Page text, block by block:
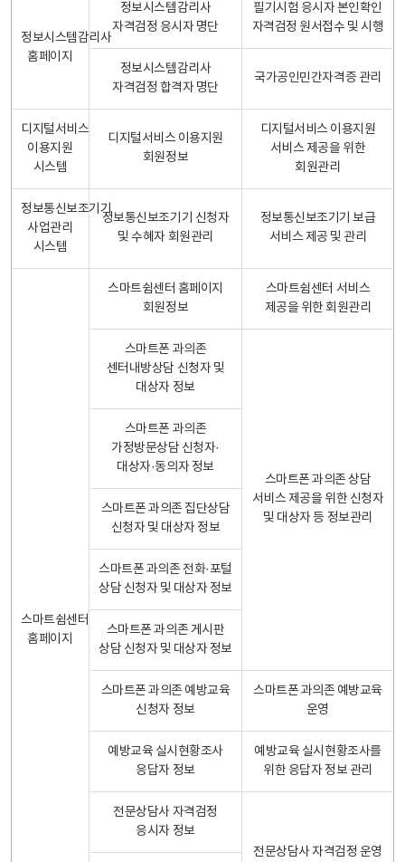
정보시스템감리사
홈페이지
정보시스템감리사
자격검정 응시자 명단
필기시험 응시자 본인확인
자격검정 원서접수 및 시행
정보시스템감리사
자격검정 합격자 명단
국가공인민간자격증 관리
디지털서비스
이용지원
시스템
디지털서비스 이용지원
회원정보
디지털서비스 이용지원
서비스 제공을 위한
회원관리
정보통신보조기기
사업관리
시스템
정보통신보조기기 신청자
및 수혜자 회원관리
정보통신보조기기 보급
서비스 제공 및 관리
스마트쉼센터
홈페이지
스마트쉼센터 홈페이지
회원정보
스마트쉼센터 서비스
제공을 위한 회원관리
스마트폰 과의존
센터내방상담 신청자 및
대상자 정보
스마트폰 과의존 상담
서비스 제공을 위한 신청자
및 대상자 등 정보관리
스마트폰 과의존
가정방문상담 신청자·
대상자·동의자 정보
스마트폰 과의존 집단상담
신청자 및 대상자 정보
스마트폰 과의존 전화·포털
상담 신청자 및 대상자 정보
스마트폰 과의존 게시판
상담 신청자 및 대상자 정보
스마트폰 과의존 예방교육
신청자 정보
스마트폰 과의존 예방교육
운영
예방교육 실시현황조사
응답자 정보
예방교육 실시현황조사를
위한 응답자 정보 관리
전문상담사 자격검정
응시자 정보
전문상담사 자격검정 운영